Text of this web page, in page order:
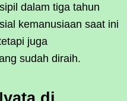
dalam tiga tahun
kemanusiaan saat ini
juga
sudah diraih.